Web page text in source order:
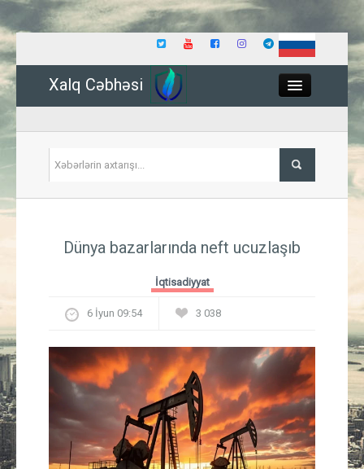
Xalq Cəbhəsi
İqtisadiyyat
Güney Azərbaycan
Mədəniyyət
Müsahibə
Dünya bazarlarında neft ucuzlaşıb
İqtisadiyyat
6 İyun 09:54 3 038